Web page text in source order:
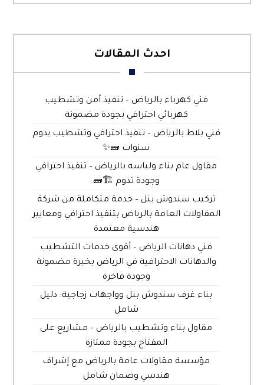
احدث المقالات
فني كهرباء بالرياض – تنفيذ آمن وتشطيب
كهربائي احترافي بجودة مضمونة
فني بلاط بالرياض – تنفيذ احترافي وتشطيب يدوم
سنوات 🧱✨
مقاول عام بناء ولياسه بالرياض – تنفيذ احترافي
وجودة تدوم 🏗️🧱
تركيب سندوش بنل – خدمة متكاملة من شركة
المقاولات العامة بالرياض بتنفيذ احترافي ومعايير
هندسية معتمدة
فني دهانات الرياض – أقوى خدمات التشطيب
والدهانات الاحترافية في الرياض بخبرة مضمونة
وجودة فاخرة
بناء غرف سندوش بنل وواجهات زجاجية: دليل
شامل
مقاول بناء وتشطيب بالرياض – مشاريع على
المفتاح بجودة ممتازة
مؤسسة مقاولات عامة بالرياض مع إشراف
هندسي وضمان شامل